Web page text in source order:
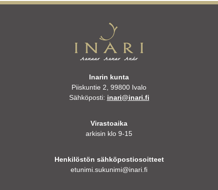
Inarin kunta
Piiskuntie 2, 99800 Ivalo
Sähköposti: inari@inari.fi
Virastoaika
arkisin klo 9-15
Henkilöstön sähköpostiosoitteet
etunimi.sukunimi@inari.fi